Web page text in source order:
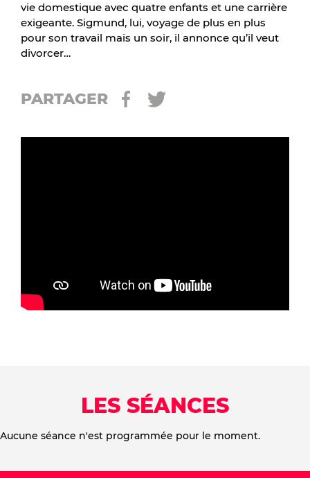
vie domestique avec quatre enfants et une carrière
exigeante. Sigmund, lui, voyage de plus en plus
pour son travail mais un soir, il annonce qu’il veut
divorcer…
PARTAGER
LES SÉANCES
Aucune séance n'est programmée pour le moment.